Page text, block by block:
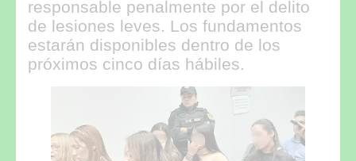
responsable penalmente por el delito
de lesiones leves. Los fundamentos
estarán disponibles dentro de los
próximos cinco días hábiles.